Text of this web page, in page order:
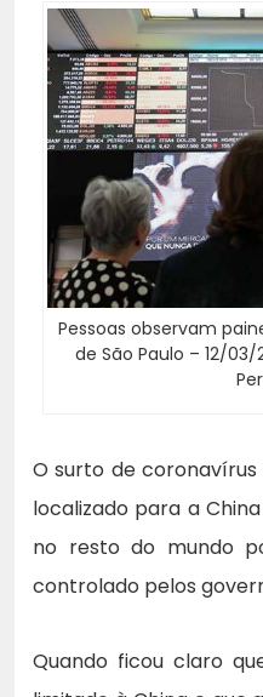
Pessoas observam
de São Paulo – 12/03/
O surto de
localizado para a
no resto do mundo
controlado pelos
Quando ficou claro